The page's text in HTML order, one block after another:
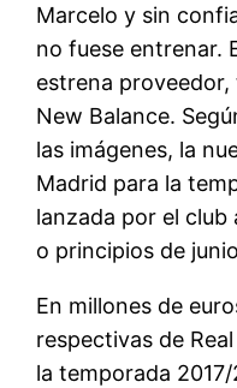
Marcelo y sin
no fuese entrenar.
estrena
New Balance.
las imágenes, la
Madrid para la
lanzada por el club
o principios de
En millones de
respectivas de
la temporada